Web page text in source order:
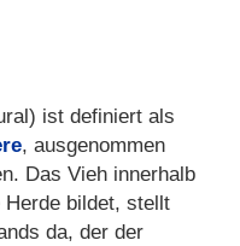
ist definiert als
, ausgenommen
Das Vieh innerhalb
Herde bildet, stellt
da, der der